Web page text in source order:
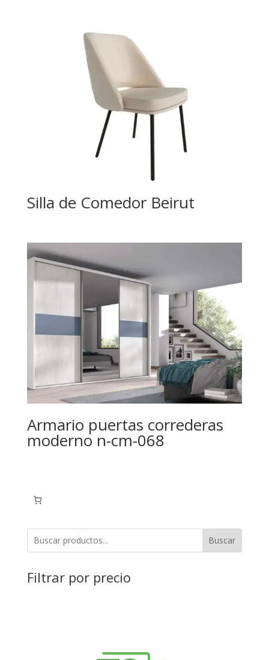
Silla de Comedor Beirut
Armario puertas correderas
moderno n-cm-068
Buscar
Filtrar por precio